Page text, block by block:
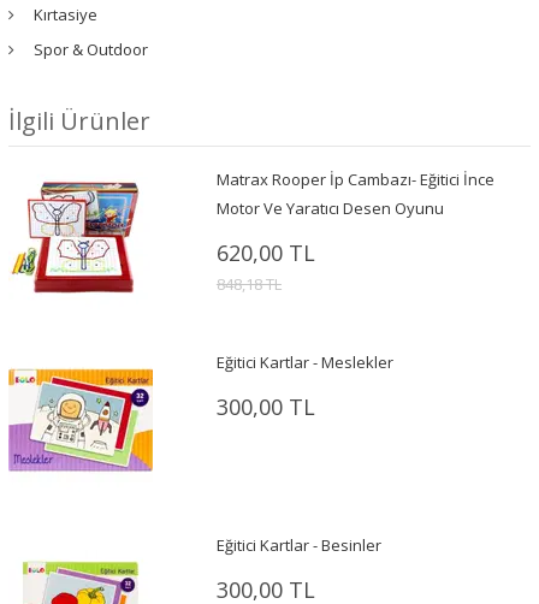
Kırtasiye
Spor & Outdoor
İlgili Ürünler
Matrax Rooper İp Cambazı- Eğitici İnce
Motor Ve Yaratıcı Desen Oyunu
620,00 TL
848,18 TL
Eğitici Kartlar - Meslekler
300,00 TL
Eğitici Kartlar - Besinler
300,00 TL